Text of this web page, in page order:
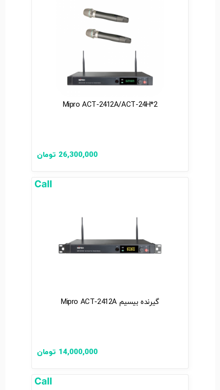
Mipro ACT-2412A/ACT-24H*2
26,300,000 تومان
گیرنده بیسیم Mipro ACT-2412A
14,000,000 تومان